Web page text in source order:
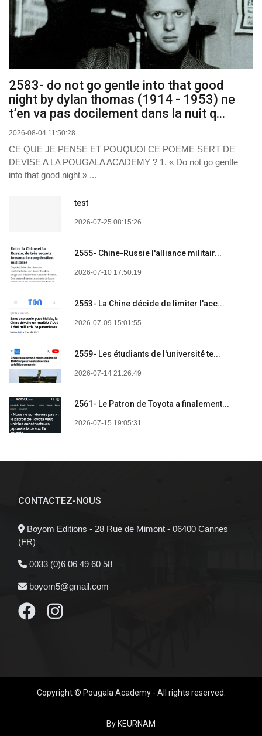
2583- do not go gentle into that good
night by dylan thomas (1914 - 1953) ne
t’en va pas docilement dans la nuit q...
2026-08-04 11:50:28
CE QUE JE PENSE ET POUQUOI CE POEME SERT DE
DEVISE A LA POUGALA ACADEMY ? 1. « Do not go gentle
into that good night » ...
test
2026-07-25 08:15:26
2555- Chine-Russie l'alliance militair...
2026-07-10 17:50:19
2553- La Chine décide de limiter l'acc...
2026-07-09 15:01:55
2559- Les étudiants de l'université te...
2026-07-14 21:26:49
2561- Le Patron de Toyota a finalement...
2026-07-15 19:05:31
CONTACTEZ-NOUS
Boyom Editions - 28 Rue de Mimont - 06400 Cannes
(FR)
0033 (0)6 06 49 60 58
boyom5@gmail.com
Copyright © Pougala Academy - All rights reserved.
By KEURNAM